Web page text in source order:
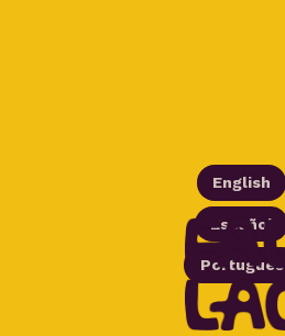
English
Español
Português